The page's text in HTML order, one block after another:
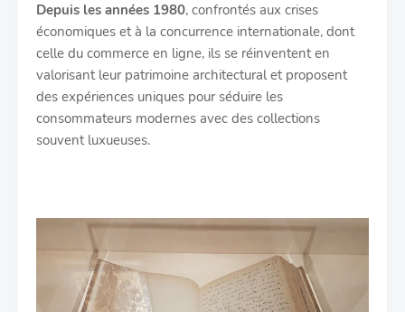
Depuis les années 1980, confrontés aux crises
économiques et à la concurrence internationale, dont
celle du commerce en ligne, ils se réinventent en
valorisant leur patrimoine architectural et proposent
des expériences uniques pour séduire les
consommateurs modernes avec des collections
souvent luxueuses.